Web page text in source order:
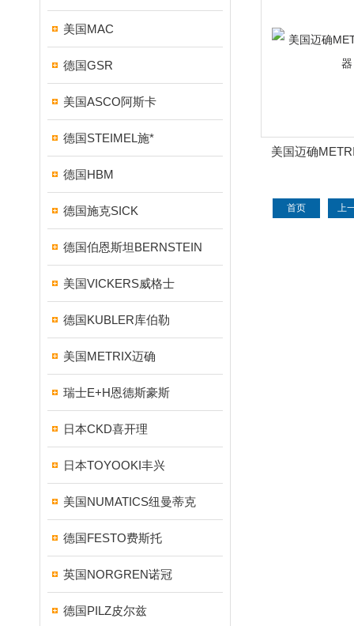
美国MAC
德国GSR
美国ASCO阿斯卡
德国STEIMEL施*
德国HBM
德国施克SICK
德国伯恩斯坦BERNSTEIN
美国VICKERS威格士
德国KUBLER库伯勒
美国METRIX迈确
瑞士E+H恩德斯豪斯
日本CKD喜开理
日本TOYOOKI丰兴
美国NUMATICS纽曼蒂克
德国FESTO费斯托
英国NORGREN诺冠
德国PILZ皮尔兹
美国迈确
首页 上